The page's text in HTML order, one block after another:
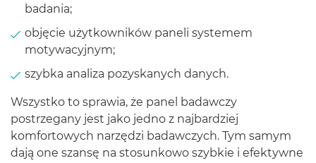
badania;
objęcie użytkowników paneli systemem
motywacyjnym;
szybka analiza pozyskanych danych.
Wszystko to sprawia, że panel badawczy
postrzegany jest jako jedno z najbardziej
komfortowych narzędzi badawczych. Tym samym
dają one szansę na stosunkowo szybkie i efektywne